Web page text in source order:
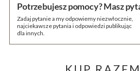
Potrzebujesz pomocy? Masz
Zadaj pytanie a my odpowiemy niezwłocznie,
najciekawsze pytania i odpowiedzi publikując
dla innych.